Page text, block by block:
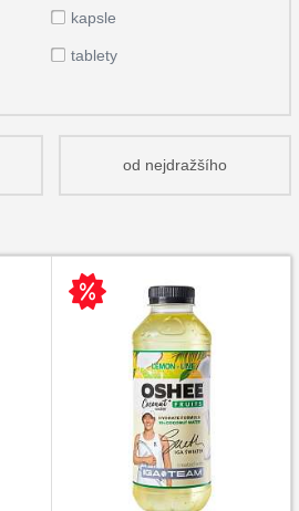
kapsle
tablety
od nejdražšího